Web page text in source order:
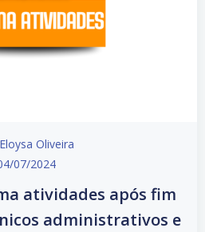
Eloysa Oliveira
07/2024
atividades após fim
administrativos e